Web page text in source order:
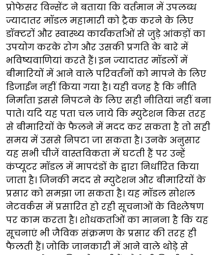
प्रोफेसर विन्सेंट ने बताया कि वर्तमान में उपलब्ध
ज्यादातर मॉडल महामारी को ट्रैक करने के लिए
डॉक्टरों और स्वास्थ्य कार्यकर्ताओं से जुड़े आंकड़ों का
उपयोग करके रोग और उसकी प्रगति के बारे में
भविष्यवाणियां करते हैं। इन ज्यादातर मॉडलों में
बीमारियों में आने वाले परिवर्तनों को मापने के लिए
डिजाईन नहीं किया गया है। यही वजह है कि नीति
निर्माता इससे निपटने के लिए सही नीतियां नहीं बना
पाते। यदि यह पता चल जाये कि म्युटेशन किस तरह
से बीमारियों के फैलने में मदद कर सकता है तो सही
समय में उससे निपटा जा सकता है। उनके अनुसार
यह सभी चीजें वास्तविकता में घटती हैं पर उन्हें
कंप्यूटर मॉडल में मापदंडों के द्वारा निर्धारित किया
जाता है। जिनकी मदद से म्युटेशन और बीमारियों के
प्रसार को समझा जा सकता है। यह मॉडल सोशल
नेटवर्कस में प्रसारित हो रही सूचनाओं के विश्लेषण
पर काम करता है। शोधकर्ताओं का मानना है कि यह
सूचनाएं भी जैविक संक्रमण के प्रसार की तरह ही
फैलती हैं। जोकि जानकारी में आने वाले थोड़े से